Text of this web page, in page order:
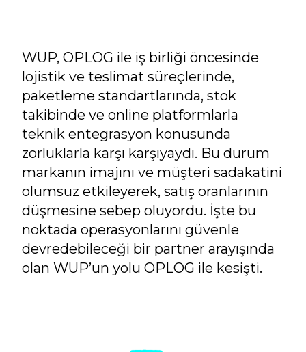
WUP, OPLOG ile iş birliği öncesinde
lojistik ve teslimat süreçlerinde,
paketleme standartlarında, stok
takibinde ve online platformlarla
teknik entegrasyon konusunda
zorluklarla karşı karşıyaydı. Bu durum
markanın imajını ve müşteri sadakatini
olumsuz etkileyerek, satış oranlarının
düşmesine sebep oluyordu. İşte bu
noktada operasyonlarını güvenle
devredebileceği bir partner arayışında
olan WUP’un yolu OPLOG ile kesişti.